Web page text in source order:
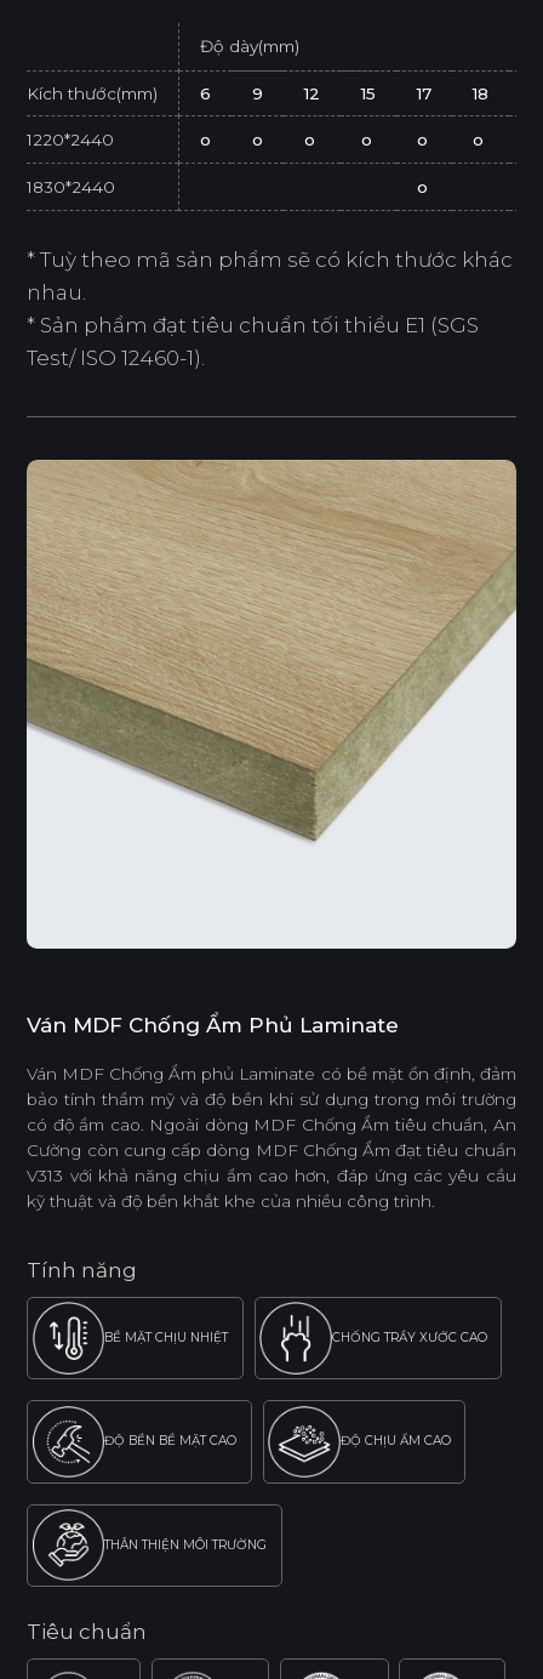
Độ dày(mm)
Kích thước(mm) 6 9 12 15 17 18
1220*2440 o o o o o o
1830*2440 o
* Tuỳ theo mã sản phẩm sẽ có kích thước khác
nhau.
* Sản phẩm đạt tiêu chuẩn tối thiểu E1 (SGS
Test/ ISO 12460-1).
Ván MDF Chống Ẩm Phủ Laminate
Ván MDF Chống Ẩm phủ Laminate có bề mặt ổn định, đảm
bảo tính thẩm mỹ và độ bền khi sử dụng trong môi trường
có độ ẩm cao. Ngoài dòng MDF Chống Ẩm tiêu chuẩn, An
Cường còn cung cấp dòng MDF Chống Ẩm đạt tiêu chuẩn
V313 với khả năng chịu ẩm cao hơn, đáp ứng các yêu cầu
kỹ thuật và độ bền khắt khe của nhiều công trình.
Tính năng
BỀ MẶT CHỊU NHIỆT CHỐNG TRẦY XƯỚC CAO
ĐỘ BỀN BỀ MẶT CAO ĐỘ CHỊU ẨM CAO
THÂN THIỆN MÔI TRƯỜNG
Tiêu chuẩn